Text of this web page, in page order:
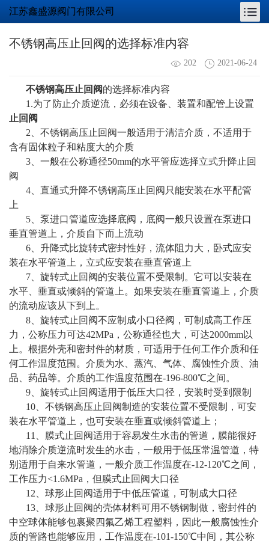
江苏鑫盛源阀门有限公司
不锈钢高压止回阀的选择标准内容
202 2021-06-24
不锈钢高压止回阀的选择标准内容
1.为了防止介质逆流，必须在设备、装置和配管上设置
止回阀
2、 不锈钢高压 止回阀一般适用于清洁介质，不适用于
含有固体粒子和粘度大的介质
3、一般在公称通径50mm的水平管应选择立式升降止回
阀
4、直通式升降不锈钢高压 止回阀只能安装在水平配管
上
5、泵进口管道应选择底阀，底阀一般只设置在泵进口
垂直管道上，介质自下而上流动
6、升降式比旋转式密封性好，流体阻力大，卧式应安
装在水平管道上，立式应安装在垂直管道上
7、旋转式止回阀的安装位置不受限制。它可以安装在
水平、垂直或倾斜的管道上。如果安装在垂直管道上，介质
的流动应该从下到上。
8、旋转式止回阀不应制成小口径阀，可制成高工作压
力，公称压力可达42MPa，公称通径也大，可达2000mm以
上。根据外壳和密封件的材质，可适用于任何工作介质和任
何工作温度范围。介质为水、蒸汽、气体、腐蚀性介质、油
品、药品等。介质的工作温度范围在-196-800℃之间。
9、旋转式止回阀适用于低压大口径，安装时受到限制
10、不锈钢高压止回阀制造的安装位置不受限制，可安
装在水平管道上，也可安装在垂直或倾斜管道上；
11、膜式止回阀适用于容易发生水击的管道，膜能很好
地消除介质逆流时发生的水击，一般用于低压常温管道，特
别适用于自来水管道，一般介质工作温度在-12-120℃之间，
工作压力<1.6MPa，但膜式止回阀大口径
12、球形止回阀适用于中低压管道，可制成大口径
13、球形止回阀的壳体材料可用不锈钢制做，密封件的
中空球体能够包裹聚四氟乙烯工程塑料，因此一般腐蚀性介
质的管路也能够应用，工作温度在-101-150℃中间，其公称